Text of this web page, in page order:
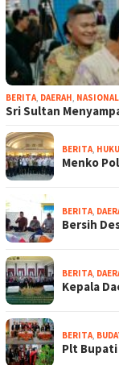
BERITA, DAERAH, NASIONAL
Sri Sultan
BERITA,
Menko
BERITA,
Bersih
BERITA,
Kepala
BERITA,
Plt